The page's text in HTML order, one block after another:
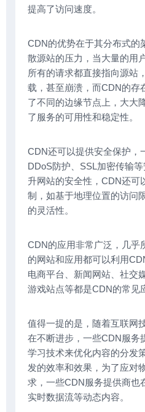
提高了访问速度。
CDN的优势在于其分布式的
散源站的压力，当大量的用
所有的请求都直接指向源站
载，甚至崩溃，而CDN的存
了不同的边缘节点上，大大
了服务的可用性和稳定性。
CDN还可以提供安全保护，
DDoS防护、SSL加密传输
升网站的安全性，CDN还可
制，如基于地理位置的访问
的灵活性。
CDN的应用非常广泛，几乎
的网站和应用都可以利用
电商平台、新闻网站、社交
游戏站点等都是CDN的常见
值得一提的是，随着互联网
在不断进步，一些CDN服务
学习技术来优化内容的分发
发的效率和效果，为了应对
求，一些CDN服务提供商也
实时数据流等动态内容。